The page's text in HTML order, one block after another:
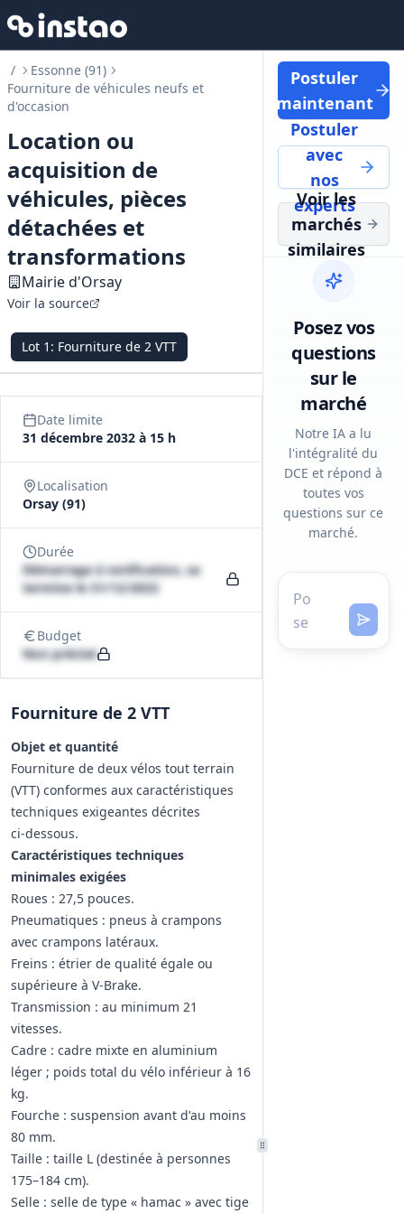
/
Essonne (91)
Fourniture de véhicules neufs et
d'occasion
Location ou
acquisition de
véhicules, pièces
détachées et
transformations
Mairie d'Orsay
Voir la source
Lot 1 : Fourniture de 2 VTT
Date limite
31 décembre 2032 à 15 h
Localisation
Orsay (91)
Durée
Démarrage à notification, se
termine le 31/12/2023
Budget
Non précisé
Fourniture de 2 VTT
Objet et quantité
Fourniture de deux vélos tout terrain
(VTT) conformes aux caractéristiques
techniques exigeantes décrites
ci‑dessous.
Caractéristiques techniques
minimales exigées
Roues : 27,5 pouces.
Pneumatiques : pneus à crampons
avec crampons latéraux.
Freins : étrier de qualité égale ou
supérieure à V‑Brake.
Transmission : au minimum 21
vitesses.
Cadre : cadre mixte en aluminium
léger ; poids total du vélo inférieur à 16
kg.
Fourche : suspension avant d'au moins
80 mm.
Taille : taille L (destinée à personnes
175–184 cm).
Selle : selle de type « hamac » avec tige
Postuler
maintenant
Postuler
avec
nos
experts
Voir les
marchés
similaires
Posez vos
questions
sur le
marché
Notre IA a lu
l'intégralité du
DCE et répond à
toutes vos
questions sur ce
marché.